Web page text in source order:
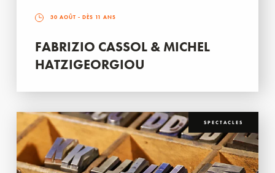
30 AOÛT - DÈS 11 ANS
FABRIZIO CASSOL & MICHEL
HATZIGEORGIOU
SPECTACLES